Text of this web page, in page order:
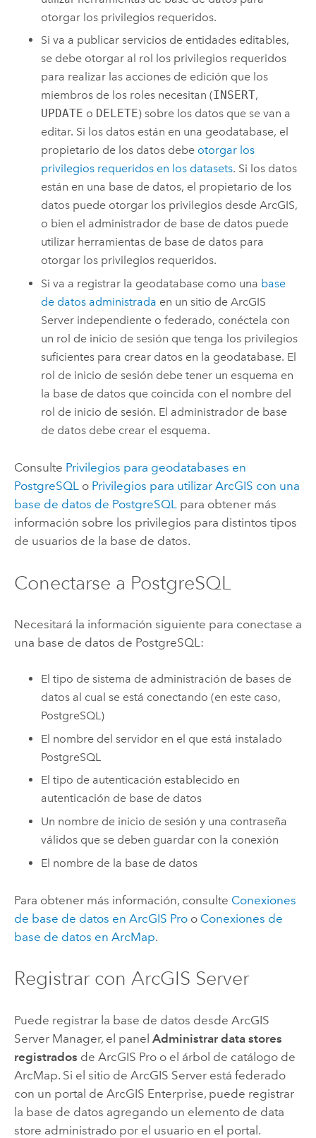
otorgar los privilegios requeridos.
Si va a publicar servicios de entidades editables,
se debe otorgar al rol los privilegios requeridos
para realizar las acciones de edición que los
miembros de los roles necesitan (INSERT,
UPDATE o DELETE) sobre los datos que se van a
editar. Si los datos están en una geodatabase, el
propietario de los datos debe otorgar los
privilegios requeridos en los datasets. Si los datos
están en una base de datos, el propietario de los
datos puede otorgar los privilegios desde ArcGIS,
o bien el administrador de base de datos puede
utilizar herramientas de base de datos para
otorgar los privilegios requeridos.
Si va a registrar la geodatabase como una base
de datos administrada en un sitio deArcGIS
Server independiente o federado, conéctela con
un rol de inicio de sesión que tenga los privilegios
suficientes para crear datos en la geodatabase. El
rol de inicio de sesión debe tener un esquema en
la base de datos que coincida con el nombre del
rol de inicio de sesión. El administrador de base
de datos debe crear el esquema.
Consulte Privilegios para geodatabases en
PostgreSQLo Privilegios para utilizar ArcGIS con una
base de datos de PostgreSQLpara obtener más
información sobre los privilegios para distintos tipos
de usuarios de la base de datos.
Conectarse a PostgreSQL
Necesitará la información siguiente para conectase a
una base de datos de PostgreSQL :
El tipo de sistema de administración de bases de
datos al cual se está conectando (en este caso,
PostgreSQL)
El nombre del servidor en el que está instalado
PostgreSQL
El tipo de autenticación establecido en
autenticación de base de datos
Un nombre de inicio de sesión y una contraseña
válidos que se deben guardar con la conexión
El nombre de la base de datos
Para obtener más información, consulte Conexiones
de base de datos en ArcGIS Proo Conexiones de
base de datos en ArcMap.
Registrar con ArcGIS Server
Puede registrar la base de datos desde ArcGIS
Server Manager, el panel Administrar data stores
registrados de ArcGIS Proo el árbol de catálogo de
ArcMap. Si el sitio de ArcGIS Serverestá federado
con un portal de ArcGIS Enterprise, puede registrar
la base de datos agregando un elemento de data
store administrado por el usuario en el portal.